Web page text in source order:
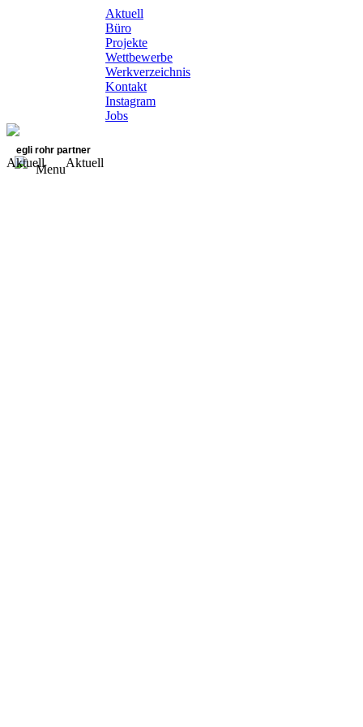
Aktuell
Büro
Projekte
Wettbewerbe
Werkverzeichnis
Kontakt
Instagram
Jobs
egli rohr partner
Menu
Aktuell Aktuell